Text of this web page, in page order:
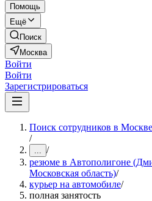
Помощь
Ещё
Поиск
Москва
Войти
Войти
Зарегистрироваться
Поиск сотрудников в Москве
/
... /
резюме в Автополигоне
Московская область)/
курьер на автомобиле/
полная занятость